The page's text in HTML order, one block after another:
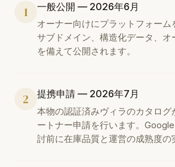
1 一般公開 — 2026年6月
オーナー向けにプラットフォーム
サブドメイン、構造化データ、オ
を備えて公開されます。
2 提携申請 — 2026年7月
本物の認証済みヴィラのカタログ
ートナー申請を行います。
討前に在庫品質と運営の成熟度の